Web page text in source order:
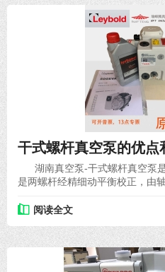
干式螺杆真空泵的优点
湖南真空泵-干式螺杆真空泵
是两螺杆经精细动平衡校正，由
阅读全文